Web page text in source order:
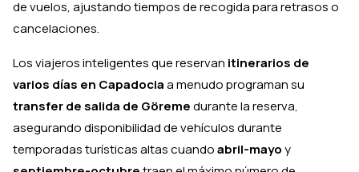
de vuelos, ajustando tiempos de recogida para retrasos o
cancelaciones.
Los viajeros inteligentes que reservan itinerarios de
varios días en Capadociaa menudo programan su
transfer de salida de Göremedurante la reserva,
asegurando disponibilidad de vehículos durante
temporadas turísticas altas cuandoabril-mayoy